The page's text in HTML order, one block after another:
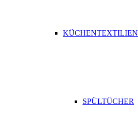
KÜCHENTEXTILIEN
SPÜLTÜCHER